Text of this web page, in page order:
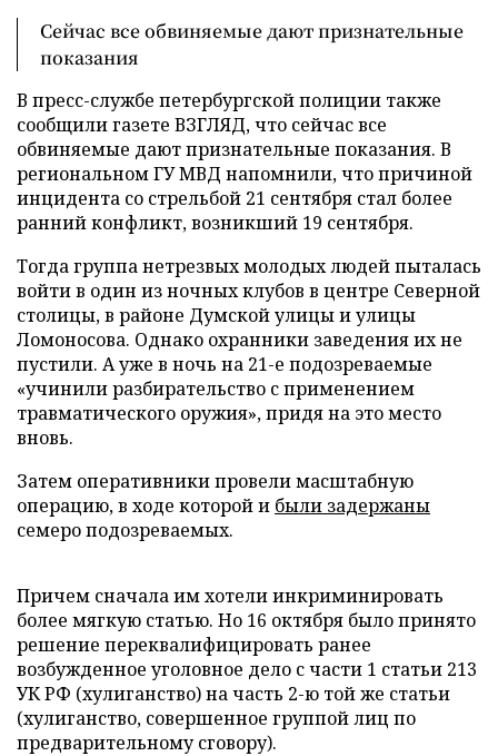
Сейчас все обвиняемые дают признательные
показания
В пресс-службе петербургской полиции также
сообщили газете ВЗГЛЯД, что сейчас все
обвиняемые дают признательные показания. В
региональном ГУ МВД напомнили, что причиной
инцидента со стрельбой 21 сентября стал более
ранний конфликт, возникший 19 сентября.
Тогда группа нетрезвых молодых людей пыталась
войти в один из ночных клубов в центре Северной
столицы, в районе Думской улицы и улицы
Ломоносова. Однако охранники заведения их не
пустили. А уже в ночь на 21-е подозреваемые
«учинили разбирательство с применением
травматического оружия», придя на это место
вновь.
Затем оперативники провели масштабную
операцию, в ходе которой и были задержаны
семеро подозреваемых.
Причем сначала им хотели инкриминировать
более мягкую статью. Но 16 октября было принято
решение переквалифицировать ранее
возбужденное уголовное дело с части 1 статьи 213
УК РФ (хулиганство) на часть 2-ю той же статьи
(хулиганство, совершенное группой лиц по
предварительному сговору).